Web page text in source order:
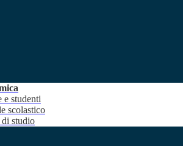
e studenti
scolastico
di studio